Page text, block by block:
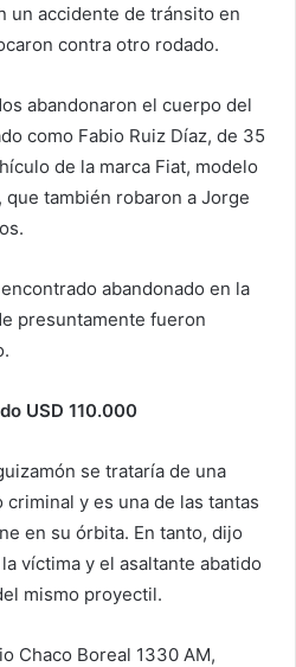
un accidente de tránsito en
contra otro rodado.
abandonaron el cuerpo del
como Fabio Ruiz Díaz, de 35
de la marca Fiat, modelo
también robaron a Jorge
abandonado en la
presuntamente fueron
USD 110.000
se trataría de una
criminal y es una de las tantas
en su órbita. En tanto, dijo
víctima y el asaltante abatido
mismo proyectil.
Chaco Boreal 1330 AM,